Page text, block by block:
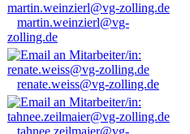
martin.weinzierl@vg-
zolling.de
renate.weiss@vg-zolling.de